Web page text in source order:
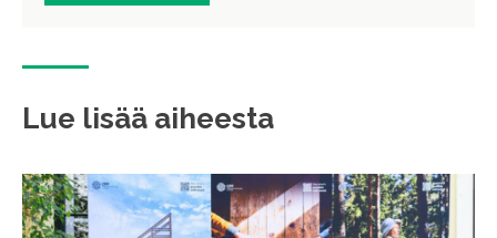
Lue lisää aiheesta